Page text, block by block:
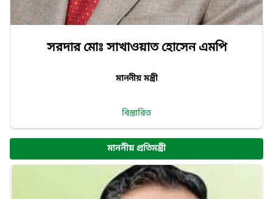
সরদার মোঃ সাখাওয়াত হোসেন এমপি
মাননীয় মন্ত্রী
বিস্তারিত
মাননীয় প্রতিমন্ত্রী